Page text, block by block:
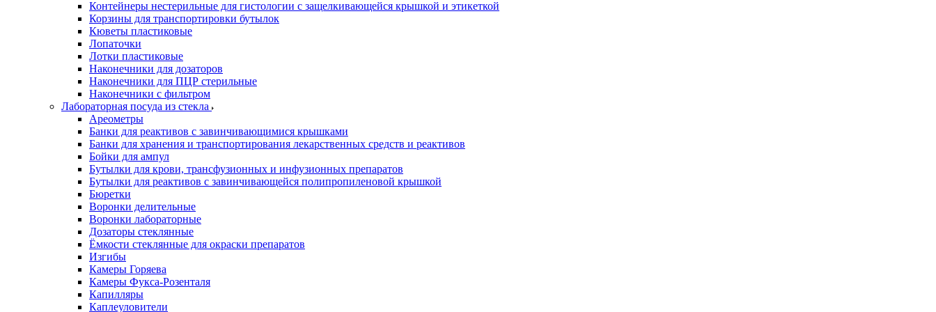
Контейнеры нестерильные для гистологии с защелкивающейся крышкой и этикеткой
Корзины для транспортировки бутылок
Кюветы пластиковые
Лопаточки
Лотки пластиковые
Наконечники для дозаторов
Наконечники для ПЦР стерильные
Наконечники с фильтром
Лабораторная посуда из стекла
Ареометры
Банки для реактивов с завинчивающимися крышками
Банки для хранения и транспортирования лекарственных средств и реактивов
Бойки для ампул
Бутылки для крови, трансфузионных и инфузионных препаратов
Бутылки для реактивов с завинчивающейся полипропиленовой крышкой
Бюретки
Воронки делительные
Воронки лабораторные
Дозаторы стеклянные
Ёмкости стеклянные для окраски препаратов
Изгибы
Камеры Горяева
Камеры Фукса-Розенталя
Капилляры
Каплеуловители